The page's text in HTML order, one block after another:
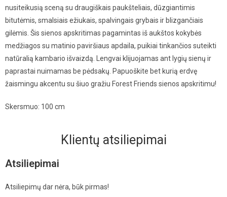
nusiteikusią sceną su draugiškais paukšteliais, dūzgiantimis
bitutėmis, smalsiais ežiukais, spalvingais grybais ir blizgančiais
gilėmis. Šis sienos apskritimas pagamintas iš aukštos kokybės
medžiagos su matinio paviršiaus apdaila, puikiai tinkančios suteikti
natūralią kambario išvaizdą. Lengvai klijuojamas ant lygių sienų ir
paprastai nuimamas be pėdsakų. Papuoškite bet kurią erdvę
žaismingu akcentu su šiuo gražiu Forest Friends sienos apskritimu!
Skersmuo: 100 cm
Klientų atsiliepimai
Atsiliepimai
Atsiliepimų dar nėra, būk pirmas!